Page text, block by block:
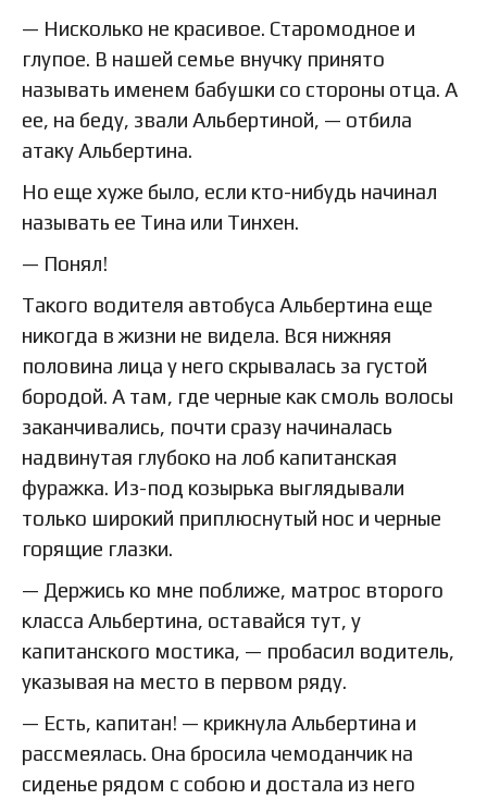
— Нисколько не красивое. Старомодное и
глупое. В нашей семье внучку принято
называть именем бабушки со стороны отца. А
ее, на беду, звали Альбертиной, — отбила
атаку Альбертина.
Но еще хуже было, если кто-нибудь начинал
называть ее Тина или Тинхен.
— Понял!
Такого водителя автобуса Альбертина еще
никогда в жизни не видела. Вся нижняя
половина лица у него скрывалась за густой
бородой. А там, где черные как смоль волосы
заканчивались, почти сразу начиналась
надвинутая глубоко на лоб капитанская
фуражка. Из-под козырька выглядывали
только широкий приплюснутый нос и черные
горящие глазки.
— Держись ко мне поближе, матрос второго
класса Альбертина, оставайся тут, у
капитанского мостика, — пробасил водитель,
указывая на место в первом ряду.
— Есть, капитан! — крикнула Альбертина и
рассмеялась. Она бросила чемоданчик на
сиденье рядом с собою и достала из него